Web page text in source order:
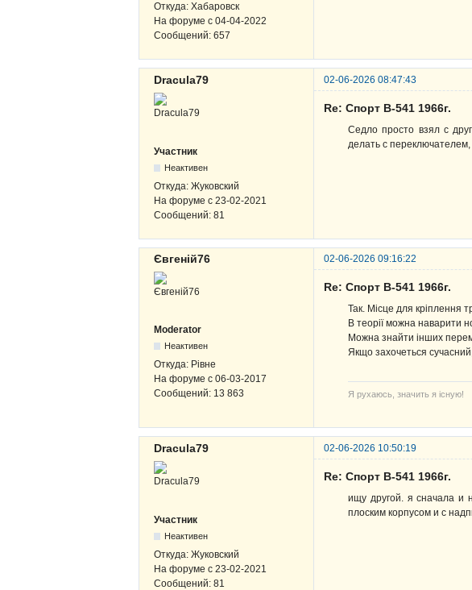
Откуда: Хабаровск
На форуме с 04-04-2022
Сообщений: 657
Dracula79 02-06-2026 08:47:43
Участник
Неактивен
Откуда: Жуковский
На форуме с 23-02-2021
Сообщений: 81
Re: Спорт В-541 1966г.
Седло просто взял с
делать с
Євгеній76 02-06-2026 09:16:22
Moderator
Неактивен
Откуда: Рівне
На форуме с 06-03-2017
Сообщений: 13 863
Re: Спорт В-541 1966г.
Так. Місце для кріплення
В теорії можна наварити
Можна знайти інших
Якщо захочеться
Я рухаюсь, значить я існую!
Dracula79 02-06-2026 10:50:19
Участник
Неактивен
Откуда: Жуковский
На форуме с 23-02-2021
Сообщений: 81
Re: Спорт В-541 1966г.
ищу другой. я сначала и
плоским корпусом и с